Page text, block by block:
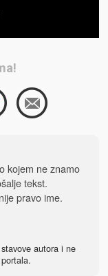
kojem ne znamo
tekst.
pravo ime.
autora i ne